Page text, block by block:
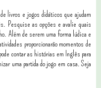
livros e jogos didáticos que ajudam
Pesquise as opções e avalie quais
Além de serem uma forma lúdica e
proporcionarão momentos de
contar as histórias em Inglês para
uma partida do jogo em casa. Seja